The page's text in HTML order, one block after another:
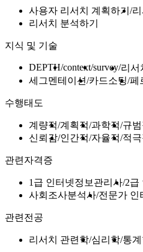
사용자 리서치 계획하기
리
리서치 분석하기
지식 및 기술
DEPTH context survey 리서
세그멘테이션 카드소팅 페
수행태도
계량적 계획적 과학적 규범
신뢰감 인간적 자율적 적극
관련자격증
1급 인터넷정보관리사 2급
사회조사분석사 전문가 인
관련전공
리서치 관련학 심리학 통